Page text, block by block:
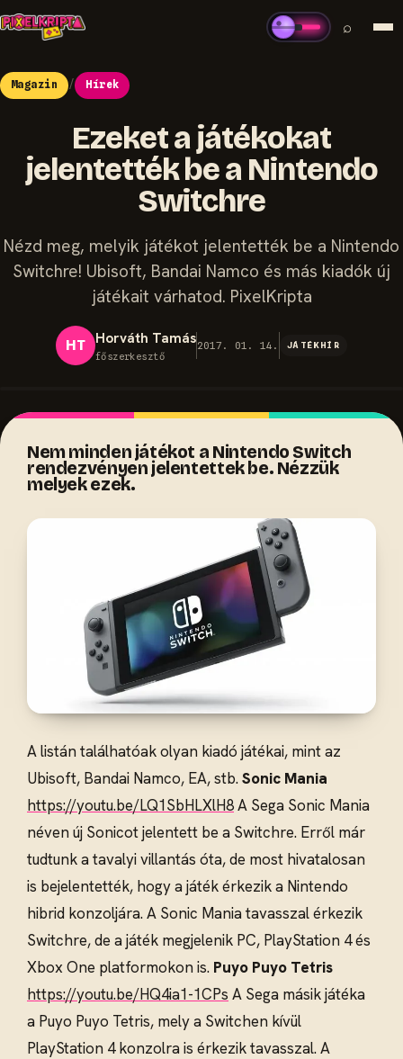
⌕
Magazin / Hírek
Ezeket a játékokat
jelentették be a Nintendo
Switchre
Nézd meg, melyik játékot jelentették be a Nintendo
Switchre! Ubisoft, Bandai Namco és más kiadók új
játékait várhatod. PixelKripta
HT Horváth Tamás
főszerkesztő
2017. 01. 14. JÁTÉKHÍR
Nem minden játékot a Nintendo Switch
rendezvényen jelentettek be. Nézzük
melyek ezek.
A listán találhatóak olyan kiadó játékai, mint az
Ubisoft, Bandai Namco, EA, stb.Sonic Mania
https://youtu.be/LQ1SbHLXlH8A Sega Sonic Mania
néven új Sonicot jelentett be a Switchre. Erről már
tudtunk a tavalyi villantás óta, de most hivatalosan
is bejelentették, hogy a játék érkezik a Nintendo
hibrid konzoljára. A Sonic Mania tavasszal érkezik
Switchre, de a játék megjelenik PC, PlayStation 4 és
Xbox One platformokon is. Puyo Puyo Tetris
https://youtu.be/HQ4ia1-1CPs A Sega másik játéka
a Puyo Puyo Tetris, mely a Switchen kívül
PlayStation 4 konzolra is érkezik tavasszal. A